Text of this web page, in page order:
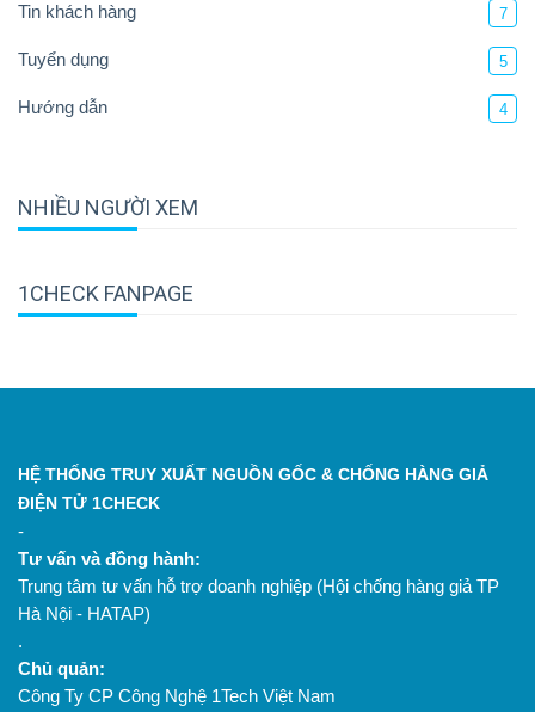
Tin khách hàng 7
Tuyển dụng 5
Hướng dẫn 4
NHIỀU NGƯỜI XEM
1CHECK FANPAGE
HỆ THỐNG TRUY XUẤT NGUỒN GỐC & CHỐNG HÀNG GIẢ
ĐIỆN TỬ 1CHECK
-
Tư vấn và đồng hành:
Trung tâm tư vấn hỗ trợ doanh nghiệp (Hội chống hàng giả TP
Hà Nội - HATAP)
.
Chủ quản:
Công Ty CP Công Nghệ 1Tech Việt Nam